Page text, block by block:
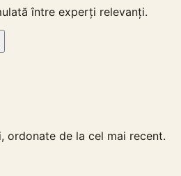
între experți relevanți.
ordonate de la cel mai recent.